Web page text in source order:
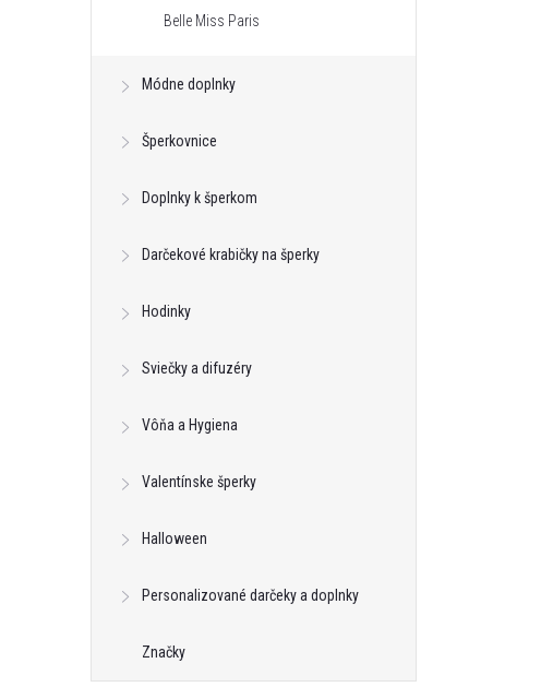
Belle Miss Paris
Módne doplnky
Šperkovnice
Doplnky k šperkom
Darčekové krabičky na šperky
Hodinky
Sviečky a difuzéry
Vôňa a Hygiena
Valentínske šperky
Halloween
Personalizované darčeky a doplnky
Značky